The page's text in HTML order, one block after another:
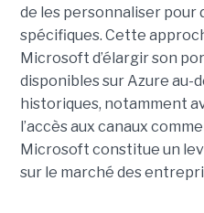
de les personnaliser pour
spécifiques. Cette
Microsoft d’élargir son
disponibles sur Azure au-
historiques, notamment
l’accès aux canaux
Microsoft constitue un
sur le marché des